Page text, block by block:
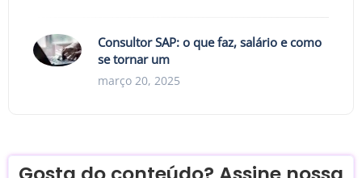
Consultor SAP: o que faz, salário e como
se tornar um
março 20, 2025